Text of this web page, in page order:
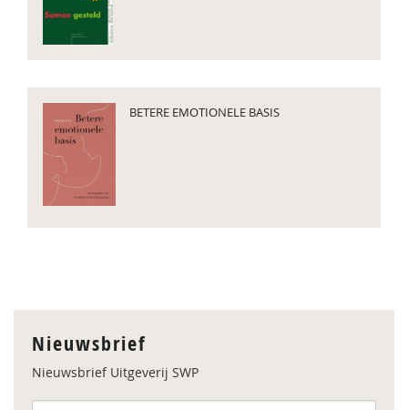
BETERE EMOTIONELE BASIS
Nieuwsbrief
Nieuwsbrief Uitgeverij SWP